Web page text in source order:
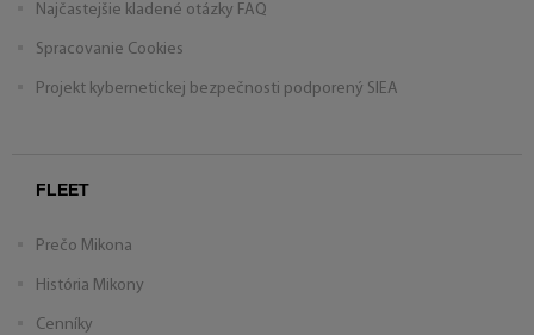
Najčastejšie kladené otázky FAQ
Spracovanie Cookies
Projekt kybernetickej bezpečnosti podporený SIEA
FLEET
Prečo Mikona
História Mikony
Cenníky